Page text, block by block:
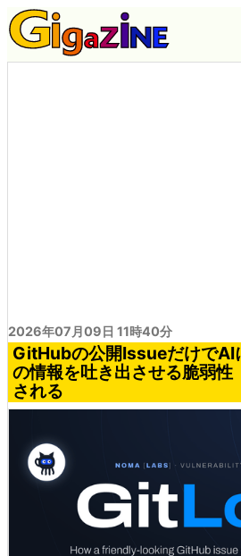
2026年07月09日 11時40分
GitHubの公開IssueだけでAI
の情報を吐き出させる脆弱
される